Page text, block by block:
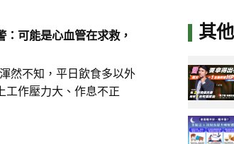
可能是心血管在求救，
然不知，平日飲食多以外
工作壓力大、作息不正
其